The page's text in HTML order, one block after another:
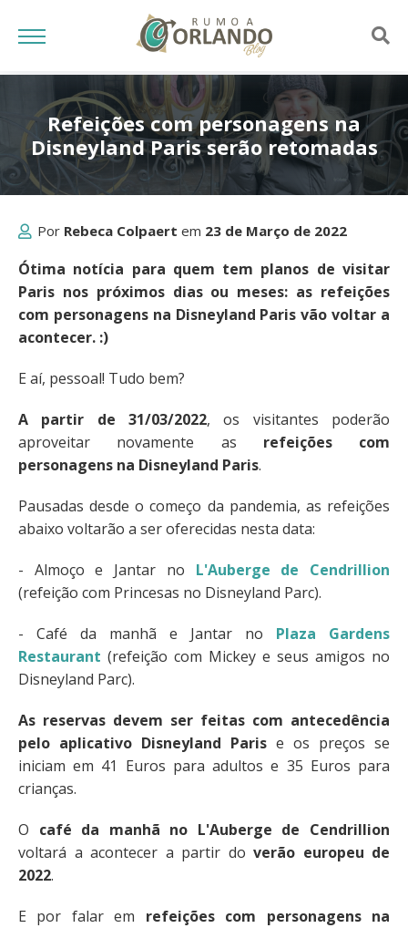
Refeições com personagens na
Disneyland Paris serão retomadas
Por Rebeca Colpaert em 23 de Março de 2022
Ótima notícia para quem tem planos de visitar
Paris nos próximos dias ou meses: as refeições
com personagens na Disneyland Paris vão voltar a
acontecer. :)
E aí, pessoal! Tudo bem?
A partir de 31/03/2022, os visitantes poderão
aproveitar novamente as refeições com
personagens na Disneyland Paris.
Pausadas desde o começo da pandemia, as refeições
abaixo voltarão a ser oferecidas nesta data:
- Almoço e Jantar no L'Auberge de Cendrillion
(refeição com Princesas no Disneyland Parc).
- Café da manhã e Jantar no Plaza Gardens
Restaurant (refeição com Mickey e seus amigos no
Disneyland Parc).
As reservas devem ser feitas com antecedência
pelo aplicativo Disneyland Paris e os preços se
iniciam em 41 Euros para adultos e 35 Euros para
crianças.
O café da manhã no L'Auberge de Cendrillion
voltará a acontecer a partir do verão europeu de
2022.
E por falar em refeições com personagens na